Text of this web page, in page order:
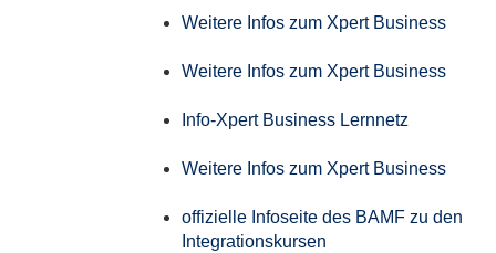
Weitere Infos zum Xpert Business
Weitere Infos zum Xpert Business
Info-Xpert Business Lernnetz
Weitere Infos zum Xpert Business
offizielle Infoseite des BAMF zu den
Integrationskursen